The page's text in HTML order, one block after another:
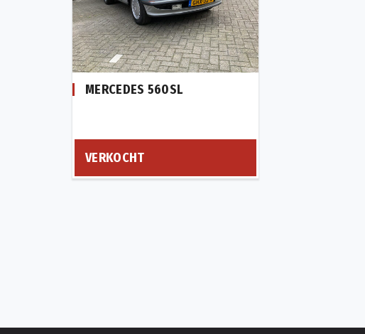
MERCEDES 560SL
VERKOCHT